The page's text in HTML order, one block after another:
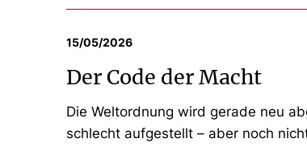
15/05/2026
Der Code der Macht
Die Weltordnung wird gerade neu
schlecht aufgestellt – aber noch